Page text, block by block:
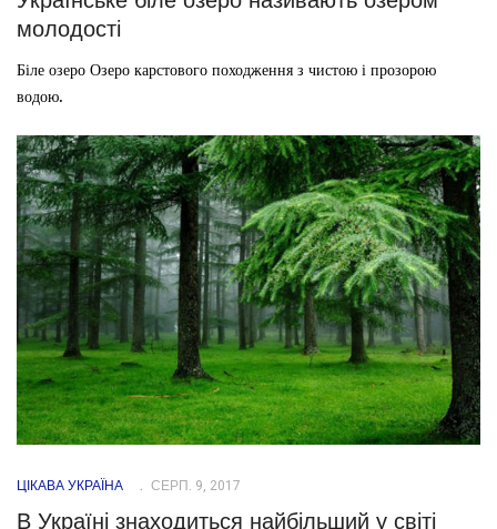
молодості
Біле озеро Озеро карстового походження з чистою і прозорою
водою.
ЦІКАВА УКРАЇНА СЕРП. 9, 2017
В Україні знаходиться найбільший у світі